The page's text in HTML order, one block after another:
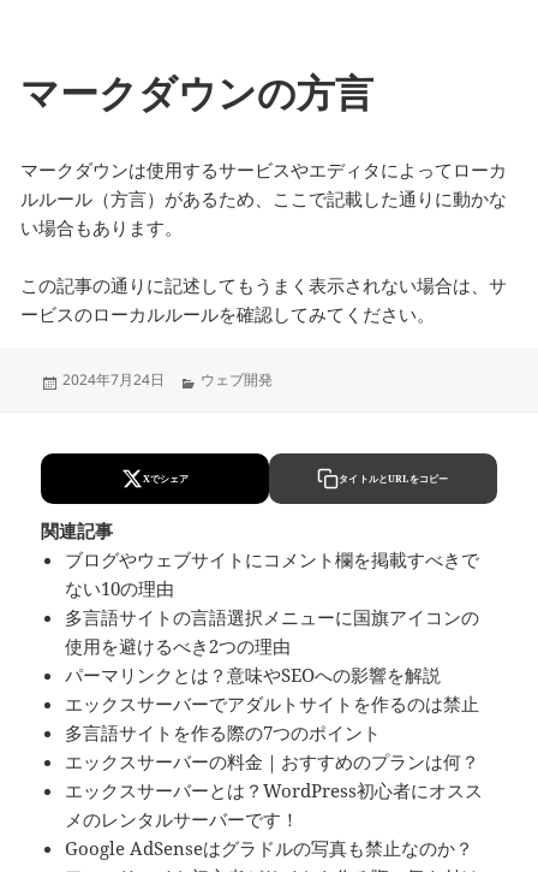
マークダウンの方言
マークダウンは使用するサービスやエディタによってローカ
ルルール（方言）があるため、ここで記載した通りに動かな
い場合もあります。
この記事の通りに記述してもうまく表示されない場合は、サ
ービスのローカルルールを確認してみてください。
Updated
2024年7月24日 Categories
ウェブ開発
Xでシェア タイトルとURLをコピー
関連記事
ブログやウェブサイトにコメント欄を掲載すべきで
ない10の理由
多言語サイトの言語選択メニューに国旗アイコンの
使用を避けるべき2つの理由
パーマリンクとは？意味やSEOへの影響を解説
エックスサーバーでアダルトサイトを作るのは禁止
多言語サイトを作る際の7つのポイント
エックスサーバーの料金｜おすすめのプランは何？
エックスサーバーとは？WordPress初心者にオスス
メのレンタルサーバーです！
Google AdSenseはグラドルの写真も禁止なのか？